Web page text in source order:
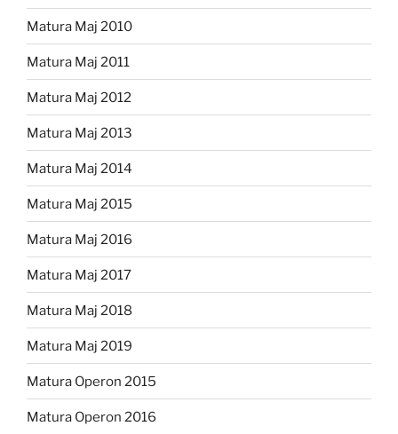
Matura Maj 2010
Matura Maj 2011
Matura Maj 2012
Matura Maj 2013
Matura Maj 2014
Matura Maj 2015
Matura Maj 2016
Matura Maj 2017
Matura Maj 2018
Matura Maj 2019
Matura Operon 2015
Matura Operon 2016